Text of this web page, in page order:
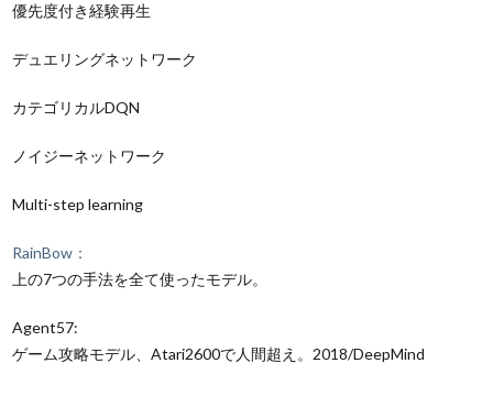
優先度付き経験再生
デュエリングネットワーク
カテゴリカルDQN
ノイジーネットワーク
Multi-step learning
RainBow：
上の7つの手法を全て使ったモデル。
Agent57:
ゲーム攻略モデル、Atari2600で人間超え。2018/DeepMind